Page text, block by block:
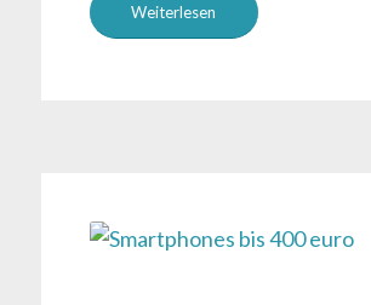
Weiterlesen